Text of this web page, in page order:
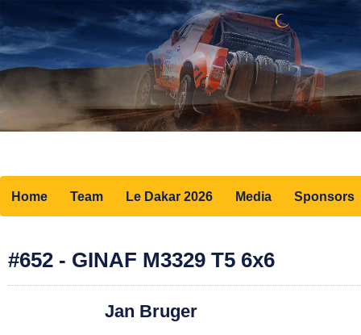
Home Team Le Dakar 2026 Media Sponsors
#652 - GINAF M3329 T5 6x6
Jan Bruger